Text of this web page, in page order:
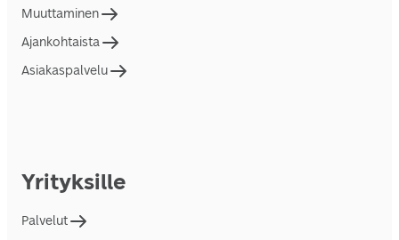
Muuttaminen
Ajankohtaista
Asiakaspalvelu
Yrityksille
Palvelut